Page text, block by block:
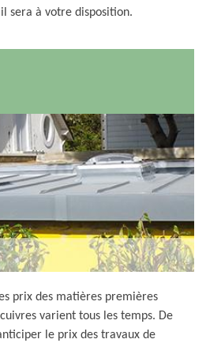
sera à votre disposition.
prix des matières premières
varient tous les temps. De
le prix des travaux de